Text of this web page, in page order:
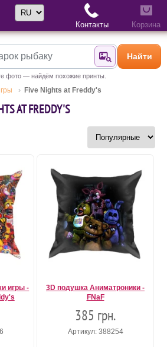
Найти поНайти
фото — найдём похожие принты.
Five Nights at Freddy's
AT FREDDY'S
игры -
3D подушка Аниматроники -
FNaF
385 грн.
Артикул: 388254
Выбор языка
Контакты Корзина